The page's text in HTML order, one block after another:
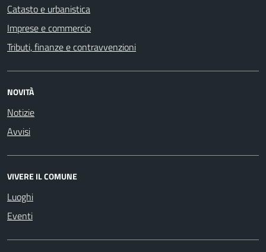
Catasto e urbanistica
Imprese e commercio
Tributi, finanze e contravvenzioni
NOVITÀ
Notizie
Avvisi
VIVERE IL COMUNE
Luoghi
Eventi